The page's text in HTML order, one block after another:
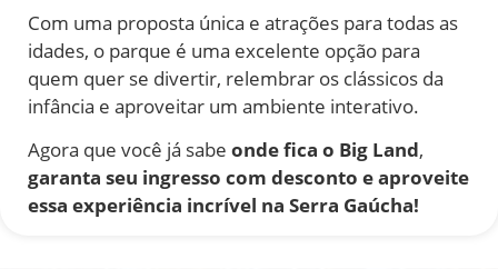
Com uma proposta única e atrações para todas as
idades, o parque é uma excelente opção para
quem quer se divertir, relembrar os clássicos da
infância e aproveitar um ambiente interativo.
Agora que você já sabe onde fica o Big Land,
garanta seu ingresso com desconto e aproveite
essa experiência incrível na Serra Gaúcha!